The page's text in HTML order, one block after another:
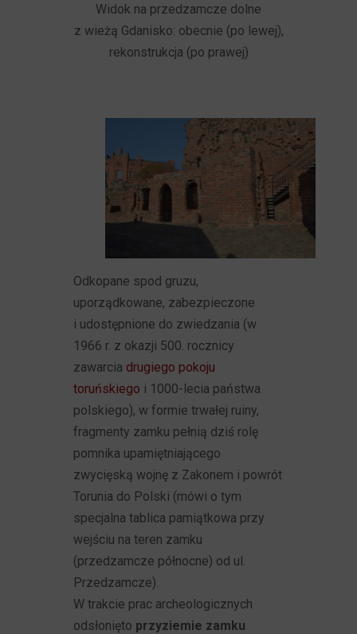
Widok na przedzamcze dolne
z wieżą Gdanisko: obecnie (po lewej),
rekonstrukcja (po prawej)
Odkopane spod gruzu,
uporządkowane, zabezpieczone
i udostępnione do zwiedzania (w
1966 r. z okazji 500. rocznicy
zawarcia drugiego pokoju
toruńskiego i 1000-lecia państwa
polskiego), w formie trwałej ruiny,
fragmenty zamku pełnią dziś rolę
pomnika upamiętniającego
zwycięską wojnę z Zakonem i powrót
Torunia do Polski (mówi o tym
specjalna tablica pamiątkowa przy
wejściu na teren zamku
(przedzamcze północne) od ul.
Przedzamcze).
W trakcie prac archeologicznych
odsłonięto przyziemie zamku